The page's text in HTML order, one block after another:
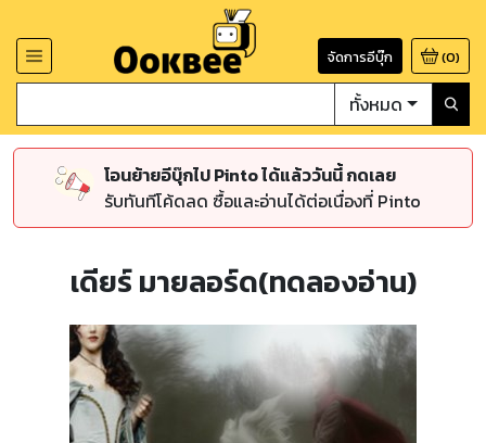
จัดการอีบุ๊ก (0)
ทั้งหมด
โอนย้ายอีบุ๊กไป Pinto ได้แล้ววันนี้ กดเลย
รับทันทีโค้ดลด ซื้อและอ่านได้ต่อเนื่องที่ Pinto
เดียร์ มายลอร์ด(ทดลองอ่าน)